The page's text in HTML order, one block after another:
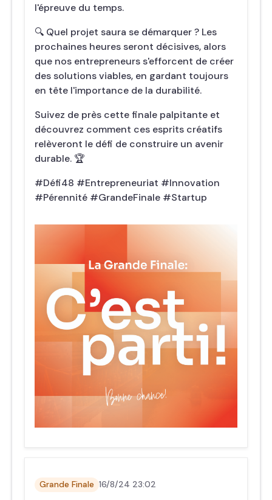
l'épreuve du temps.
🔍 Quel projet saura se démarquer ? Les
prochaines heures seront décisives, alors
que nos entrepreneurs s'efforcent de créer
des solutions viables, en gardant toujours
en tête l'importance de la durabilité.
Suivez de près cette finale palpitante et
découvrez comment ces esprits créatifs
relèveront le défi de construire un avenir
durable. 🏆
#Défi48 #Entrepreneuriat #Innovation
#Pérennité #GrandeFinale #Startup
Grande Finale 16/8/24 23:02